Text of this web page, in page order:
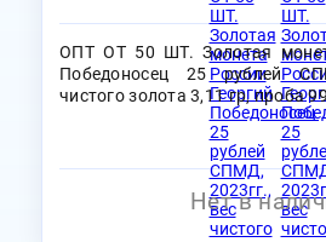
ОПТ ОТ 50 ШТ. Золотая
Победоносец 25 рублей
чистого золота 3,11 гр, проба
Нет в